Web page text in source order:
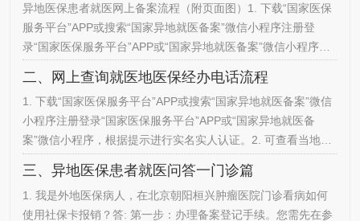
收费处进行医保登记更改费别。如已出院则无法更改费别，只能
全额结算联系参保地回当地手工报销。2．住院费用手工报销需
要准备哪些资料…
异地医保患者就医网上备案流程（附页面图）1. 下载“国家医保
服务平台”APP或搜索“国家异地就医备案”微信小程序注册登
录“国家医保服务平台”APP或“国家异地就医备案”微信小程序，
询打开“国家医保服务平台”APP或“国家异地就医备案”微信小程
序，点击首页在线办理下的“异地备案”进入“异地备案”页面，点
击“异地就医备案操作指南”查询备案流程。3. 跨省异地就医…
二、网上查询就医地医保经办电话流程
1. 下载“国家医保服务平台”APP或搜索“国家异地就医备案”微信
小程序注册登录“国家医保服务平台”APP或“国家异地就医备
案”微信小程序，根据提示进行实名实人认证。2. 可查看当地医
三、异地医保患者就医问答一门诊篇
1. 我是外地医保病人，在北京朝阳桓兴肿瘤医院门诊看病如何
使用社保卡报销？答: 第一步：办理备案登记手续。您需先在参